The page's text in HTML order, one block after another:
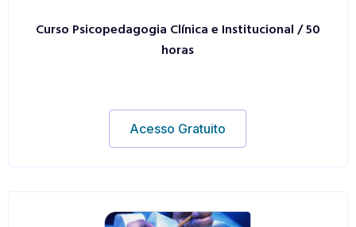
Curso Psicopedagogia Clínica e Institucional / 50
horas
Acesso Gratuito